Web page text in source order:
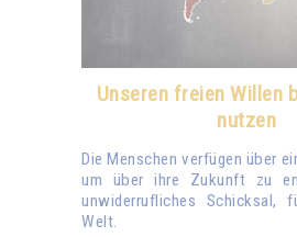
Unseren freien Willen
nutzen
Die Menschen verfügen über
um über ihre Zukunft zu
unwiderrufliches Schicksal,
Welt.